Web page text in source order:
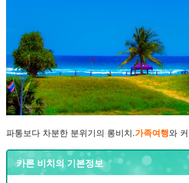
파통보다 차분한 분위기의 롱비치.가족여행와
카론 비치의 기본정보